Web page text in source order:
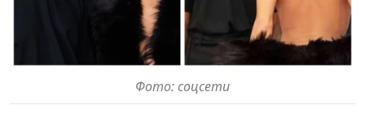
Фото: соцсети